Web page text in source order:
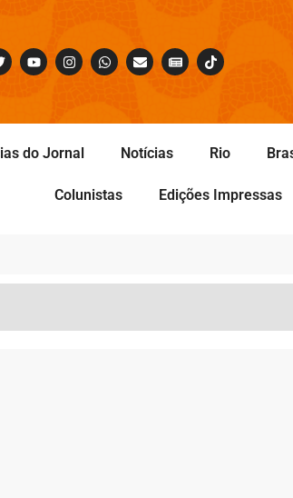
do Jornal Notícias Rio
Colunistas Edições Impressas